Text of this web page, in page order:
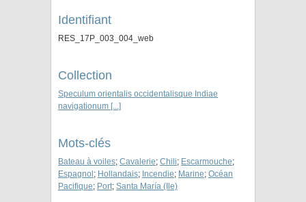
Identifiant
RES_17P_003_004_web
Collection
Speculum orientalis occidentalisque Indiae
navigationum [...]
Mots-clés
Bateau à voiles; Cavalerie; Chili; Escarmouche;
Espagnol ; Hollandais; Incendie; Marine; Océan
Pacifique; Port; Santa María (Ile)